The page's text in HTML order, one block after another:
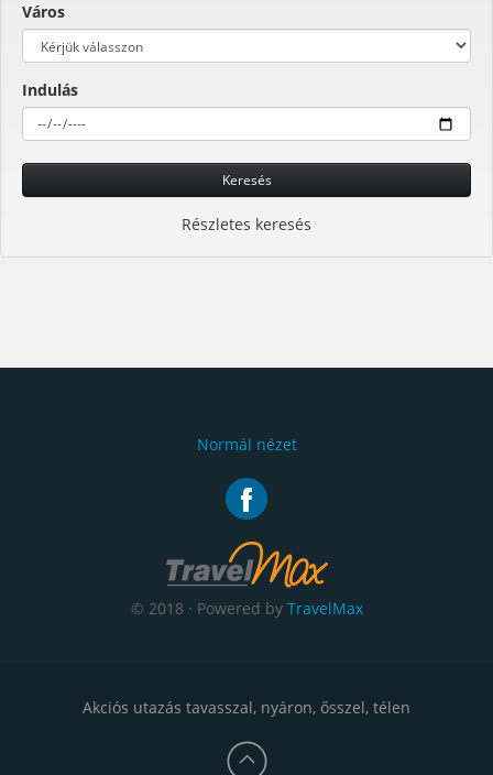
Város
Indulás
Keresés
Részletes keresés
Normál nézet
© 2018 · Powered by TravelMax
Akciós utazás tavasszal, nyáron, ősszel, télen